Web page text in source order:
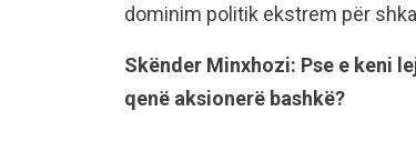
dominim politik ekstrem për
Skënder Minxhozi: Pse e keni
qenë aksionerë bashkë?